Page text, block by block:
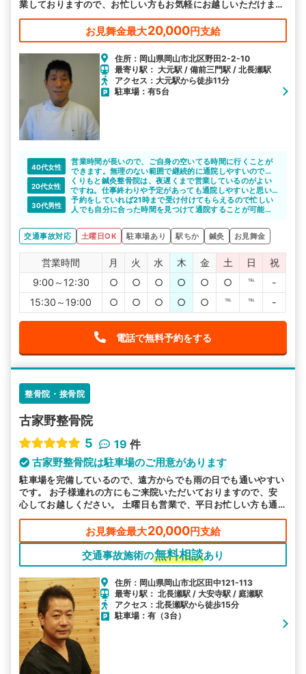
業しておりますので、お忙しい方もお気軽にお越しいただけま
す。
お見舞金最大20,000円支給
住所：岡山県岡山市北区野田2-2-10
最寄り駅： 大元駅 / 備前三門駅 / 北長瀬駅
アクセス：大元駅から徒歩11分
駐車場：有5台
40代女性
営業時間が長いので、ご自身の空いてる時間に行くことが
できます。無理のない範囲で継続的に通院しやすいのでよ
いですね。先生も親身になって相談に乗ってくれるので、
不安なことは何でも聞くことができます。
20代女性
くりもと鍼灸整骨院は、夜遅くまで営業しているのがよい
ですね。仕事終わりや予定があっても通院しやすいと思い
ます。
30代男性
予約をしていれば21時まで受け付けてもらえるので忙しい
人でも自分に合った時間を見つけて通院することが可能で
交通事故対応
土曜日OK 駐車場あり 駅ちか 鍼灸 お見舞金
営業時間 月 火 水 木 金 土 日
祝
9:00～12:30
○ ○ ○ ○ ○ ○ ℡
-
15:30～19:00
○ ○ ○ ○ ○ ℡ ℡ -
電話で無料予約をする
整骨院・接骨院
古家野整骨院
5
19 件
古家野整骨院は駐車場のご用意があります
駐車場を完備しているので、遠方からでも雨の日でも通いやすい
です。 お子様連れの方にもご来院いただいておりますので、安
心してお越しください。 土曜日も営業で、平日お忙しい方も通
いやすい環境をご用意しています。
お見舞金最大20,000円支給
交通事故施術の無料相談あり
住所：岡山県岡山市北区田中121-113
最寄り駅： 北長瀬駅 / 大安寺駅 / 庭瀬駅
アクセス：北長瀬駅から徒歩15分
駐車場：有（3台）